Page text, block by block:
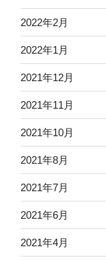
2022年2月
2022年1月
2021年12月
2021年11月
2021年10月
2021年8月
2021年7月
2021年6月
2021年4月